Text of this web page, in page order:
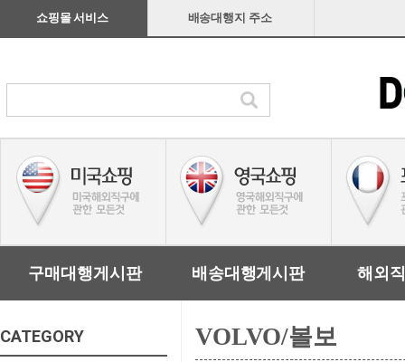
쇼핑몰 서비스 배송대행지 주소
구매대행게시판 배송대행게시판 해외
CATEGORY VOLVO/볼보